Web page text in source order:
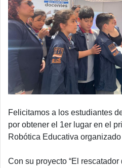
Felicitamos a los estudiantes
por obtener el 1er lugar en el
Robótica Educativa
Con su proyecto “El rescatador